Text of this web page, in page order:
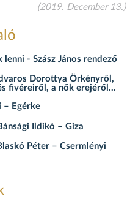
(2019. December 13.)
lenni - Szász János rendező
Dorottya Örkényről,
fivéreiről, a nők erejéről...
– Egérke
Ildikó – Giza
Péter – Csermlényi